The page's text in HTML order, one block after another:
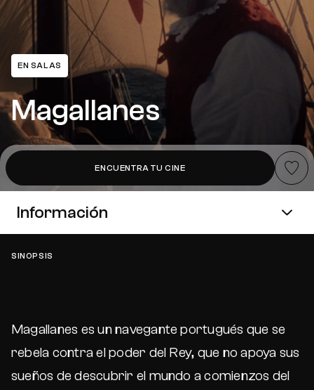
EN SALAS
Magallanes
ENCUENTRA TU CINE
Añadir
Información
SINOPSIS
Magallanes es un navegante portugués que se
rebela contra el poder del Rey, que no apoya sus
sueños de descubrir el mundo a comienzos del